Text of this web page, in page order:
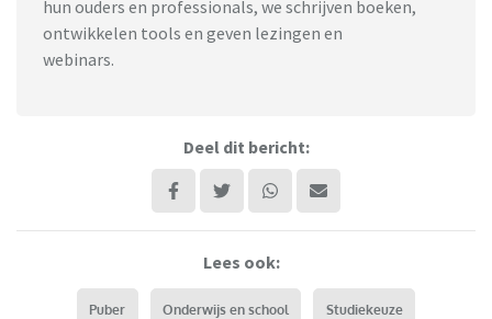
hun ouders en professionals, we schrijven boeken,
ontwikkelen tools en geven lezingen en
webinars.
Deel dit bericht:
Lees ook:
Puber Onderwijs en school Studiekeuze